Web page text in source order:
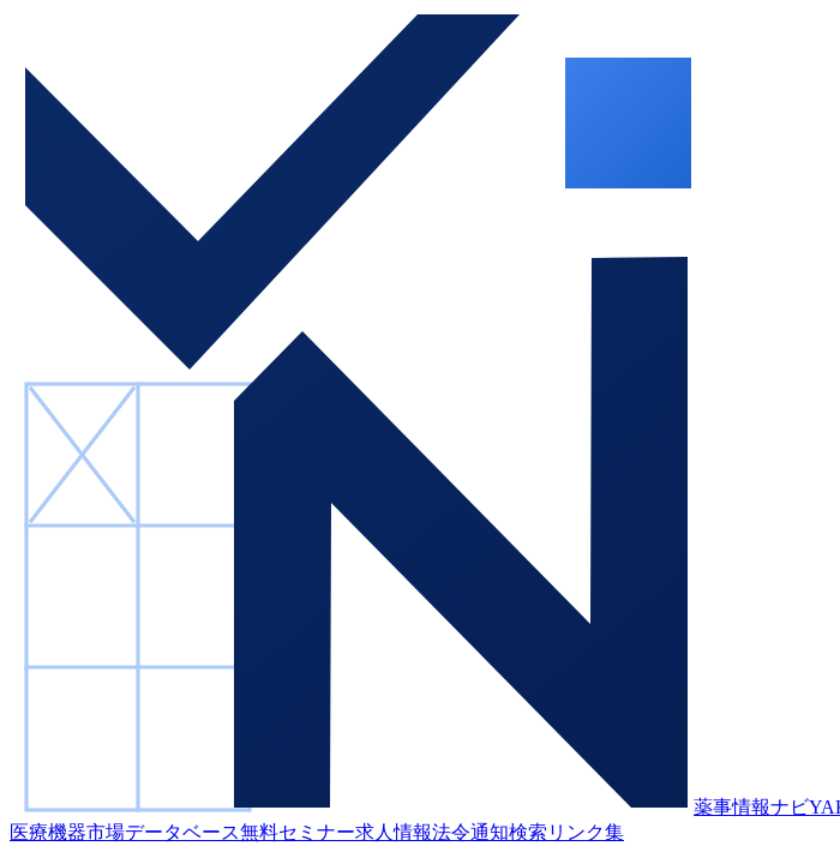
薬事情報ナビ
医療機器市場データベース無料セミナー求人情報法令通知検索 リンク集